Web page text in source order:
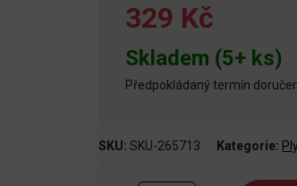
329 Kč
Skladem (5+ ks)
Předpokládaný termín
SKU: SKU-265713 Kategorie: